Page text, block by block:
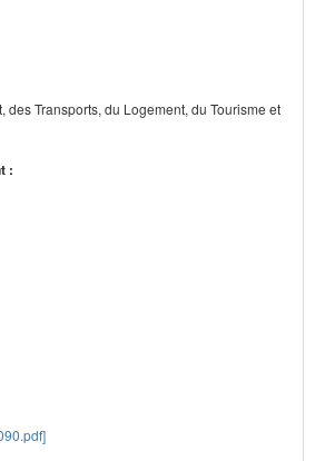
des Transports, du Logement, du Tourisme et
: